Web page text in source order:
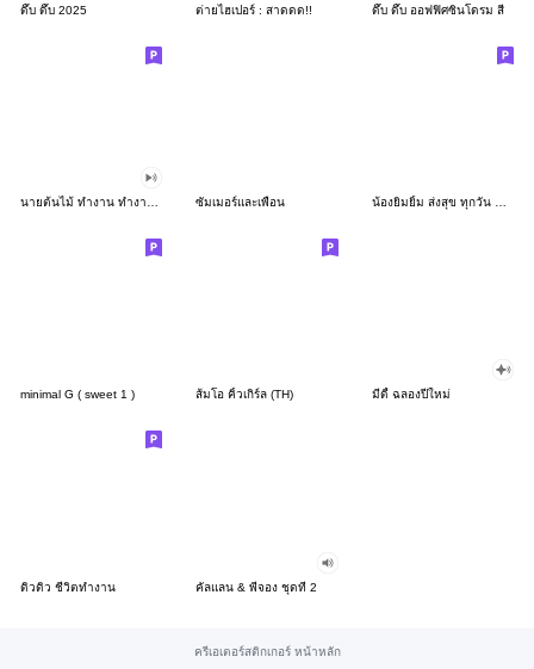
ดึ๊บ ดึ๊บ 2025 ต่ายไฮเปอร์ : สาดดด!! ดึ๊บ ดึ๊บ ออฟฟิศซินโดรม สี่
ซัมเมอร์และเพื่อน
minimal G ( sweet 1 ) ส้มโอ คิ้วเกิร์ล (TH) มีดี้ ฉลองปีใหม่
ดิวดิว ชีวิตทำงาน คัลแลน & พี่จอง ชุดที่ 2
ครีเอเตอร์สติกเกอร์ หน้าหลัก